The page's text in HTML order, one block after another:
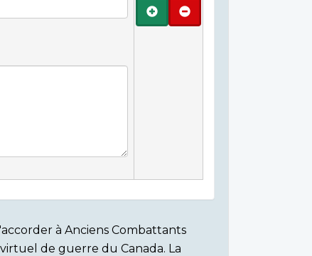
AjouterRetirer
à Anciens Combattants
de guerre du Canada. La